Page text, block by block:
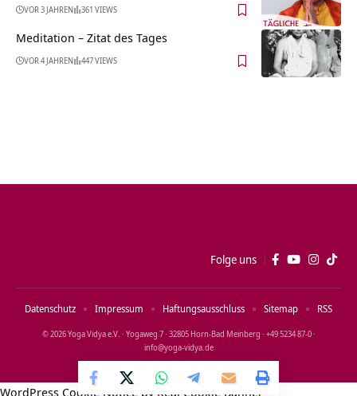
VOR 3 JAHREN 361 VIEWS
Meditation – Zitat des Tages
VOR 4 JAHREN 447 VIEWS
Folge uns
© 2026 Yoga Vidya e.V. · Yogaweg 7 · 32805 Horn‑Bad Meinberg · +49 5234 87‑0 ·
info@yoga‑vidya.de
Datenschutz Impressum Haftungsausschluss Sitemap RSS
WordPress Cookie Notice by Real Cookie Banner